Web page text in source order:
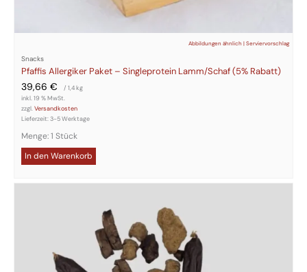
Abbildungen ähnlich | Serviervorschlag
Snacks
Pfaffis Allergiker Paket – Singleprotein Lamm/Schaf (5% Rabatt)
39,66 € / 1,4kg
inkl. 19 % MwSt.
zzgl.Versandkosten
Lieferzeit:3-5 Werktage
Menge: 1 Stück
In den Warenkorb